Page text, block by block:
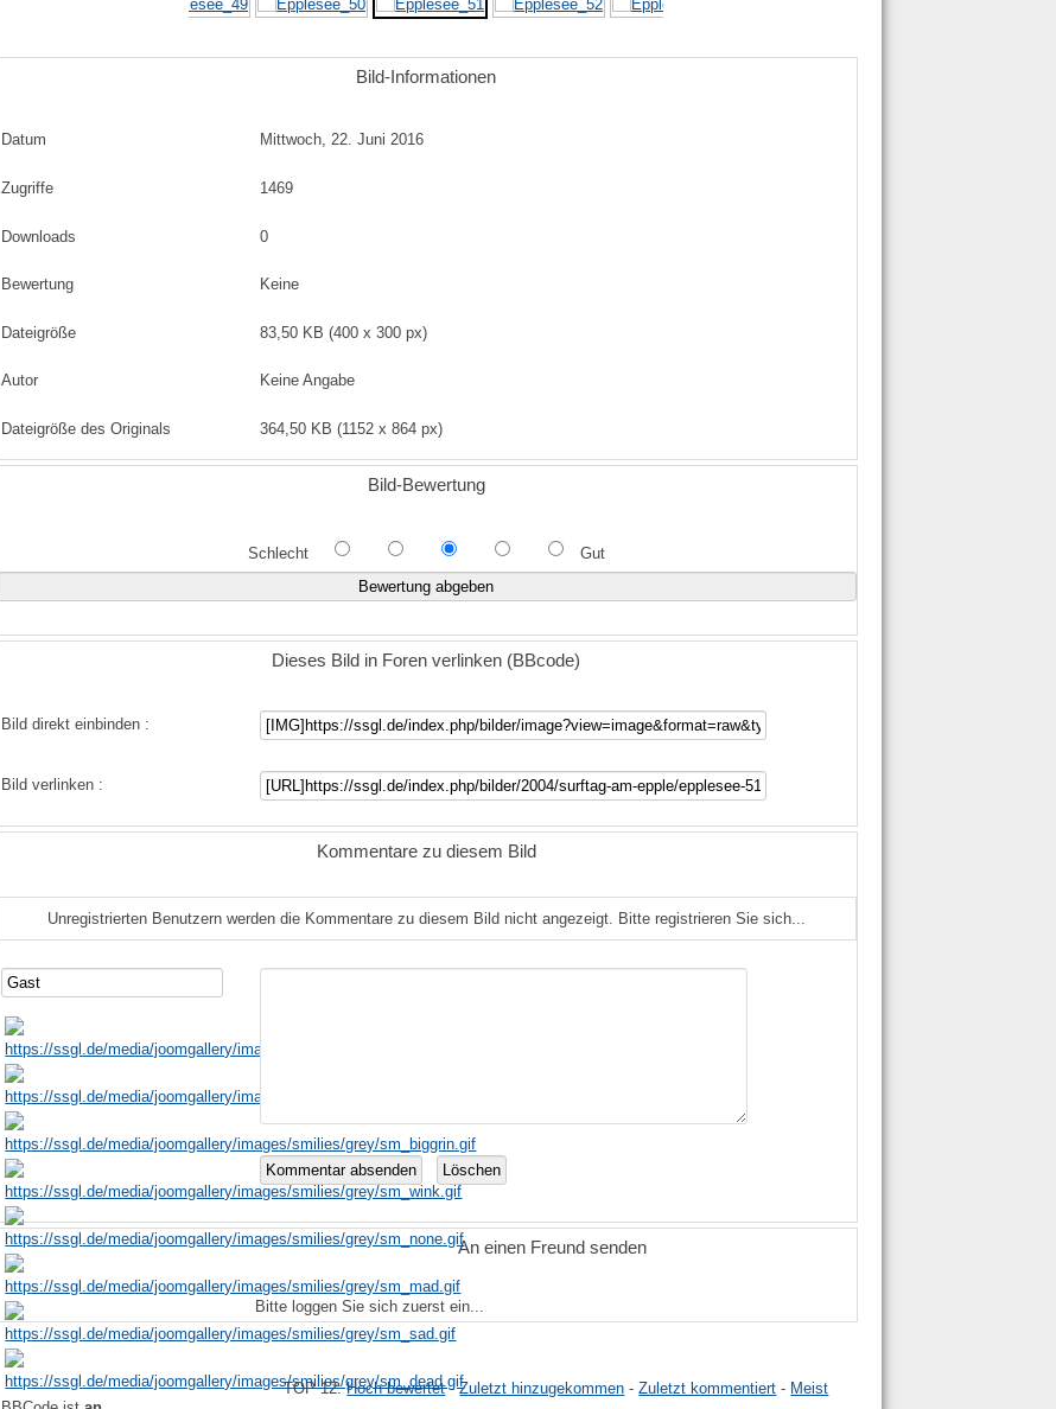
Bild-Informationen
Datum Mittwoch, 22. Juni 2016
Zugriffe 1469
Downloads 0
Bewertung Keine
Dateigröße 83,50 KB (400 x 300 px)
Autor Keine Angabe
Dateigröße des Originals 364,50 KB (1152 x 864 px)
Bild-Bewertung
Schlecht Gut
Dieses Bild in Foren verlinken (BBcode)
Bild direkt einbinden :
Bild verlinken :
Kommentare zu diesem Bild
Unregistrierten Benutzern werden die Kommentare zu diesem Bild nicht angezeigt. Bitte registrieren Sie sich...
An einen Freund senden
Bitte loggen Sie sich zuerst ein...
TOP 12:Hoch bewertet-Zuletzt hinzugekommen -Zuletzt kommentiert - Meist